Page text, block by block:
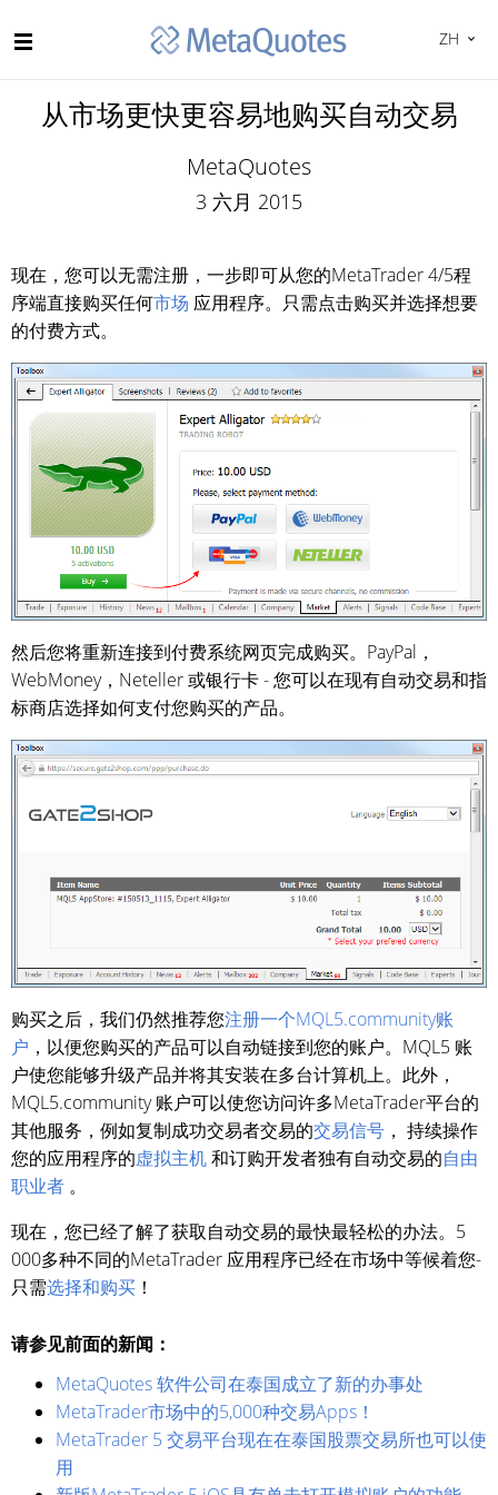
ZH
从市场更快更容易地购买自动交易
MetaQuotes
3 六月 2015
现在，您可以无需注册，一步即可从您的MetaTrader 4/5程
序端直接购买任何市场 应用程序。只需点击购买并选择想要
的付费方式。
然后您将重新连接到付费系统网页完成购买。PayPal，
WebMoney，Neteller 或银行卡 - 您可以在现有自动交易和指
标商店选择如何支付您购买的产品。
购买之后，我们仍然推荐您注册一个MQL5.community账
户 ，以便您购买的产品可以自动链接到您的账户。MQL5 账
户使您能够升级产品并将其安装在多台计算机上。此外，
MQL5.community 账户可以使您访问许多MetaTrader平台的
其他服务，例如复制成功交易者交易的交易信号 ， 持续操作
您的应用程序的虚拟主机和订购开发者独有自动交易的自由
职业者 。
现在，您已经了解了获取自动交易的最快最轻松的办法。5
000多种不同的MetaTrader 应用程序已经在市场中等候着您-
只需选择和购买 ！
请参见前面的新闻：
MetaQuotes 软件公司在泰国成立了新的办事处
MetaTrader市场中的5,000种交易Apps！
MetaTrader 5 交易平台现在在泰国股票交易所也可以使
用